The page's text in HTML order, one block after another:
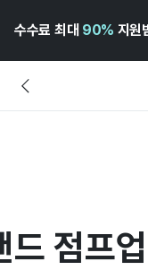
수수료 최대 90% 지원
점프